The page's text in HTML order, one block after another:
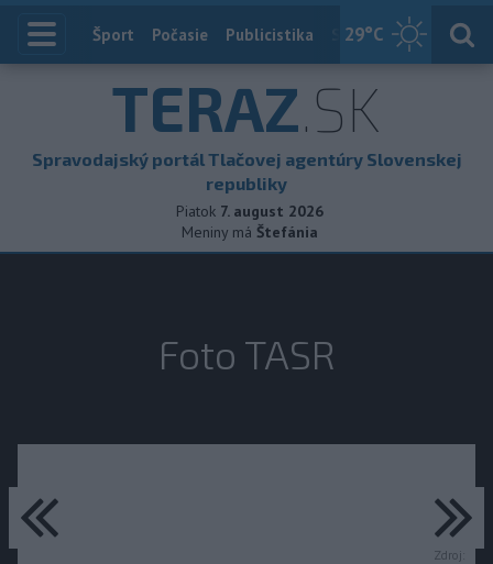
29°C
Index
Šport Počasie Publicistika Slovensko
TERAZ.SK
Spravodajský portál Tlačovej agentúry Slovenskej
republiky
Piatok 7. august 2026
Meniny má Štefánia
Foto TASR
Zdroj:
predchádzajúce